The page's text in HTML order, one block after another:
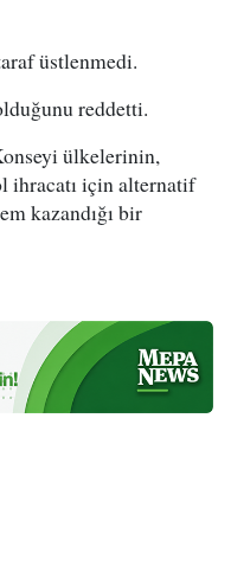
üstlenmedi.
reddetti.
ülkelerinin,
ihracatı için alternatif
kazandığı bir